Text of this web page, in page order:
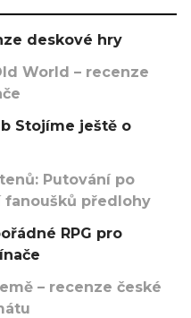
deskové hry
World – recenze
Stojíme ještě o
Putování po
předlohy
RPG pro
– recenze české